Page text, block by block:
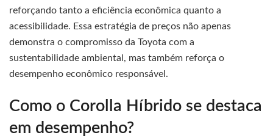
reforçando tanto a eficiência econômica quanto a
acessibilidade. Essa estratégia de preços não apenas
demonstra o compromisso da Toyota com a
sustentabilidade ambiental, mas também reforça o
desempenho econômico responsável.
Como o Corolla Híbrido se destaca
em desempenho?